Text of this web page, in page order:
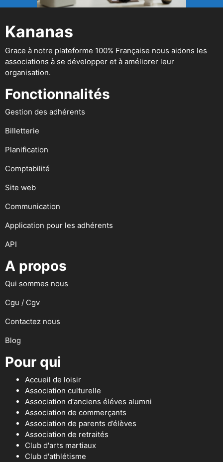
Kananas
Grace à notre plateforme 100% Française nous aidons les
associations à se développer et à améliorer leur
organisation.
Fonctionnalités
Gestion des adhérents
Billetterie
Planification
Comptabilité
Site web
Communication
Application pour les adhérents
API
A propos
Qui sommes nous
Cgu / Cgv
Contactez nous
Blog
Pour qui
Accueil de loisir
Association culturelle
Association d'anciens éléves alumni
Association de commerçants
Association de parents d’élèves
Association de retraités
Club d'arts martiaux
Club d'athlétisme